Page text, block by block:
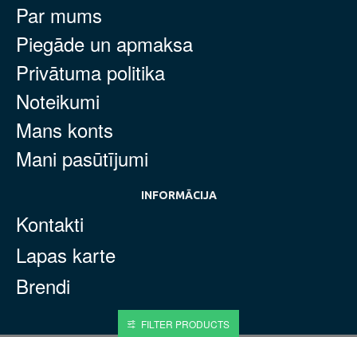
Par mums
Piegāde un apmaksa
Privātuma politika
Noteikumi
Mans konts
Mani pasūtījumi
INFORMĀCIJA
Kontakti
Lapas karte
Brendi
FILTER PRODUCTS